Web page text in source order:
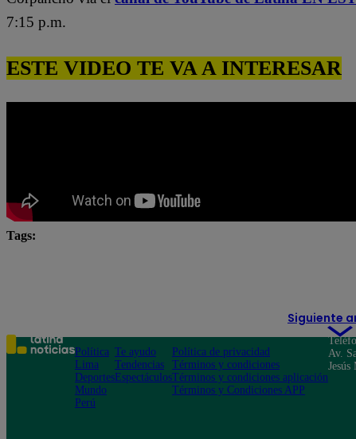
7:15 p.m.
ESTE VIDEO TE VA A INTERESAR
Tags:
Siguiente
Política
Lima
Deportes
Mundo
Perú
Te ayudo
Tendencias
Espectáculos
Política de privacidad
Términos y condiciones
Términos y condiciones aplicación
Términos y Condiciones APP
Av.
Jesús